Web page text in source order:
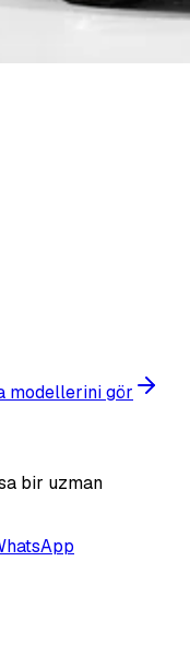
modellerini gör
bir uzman